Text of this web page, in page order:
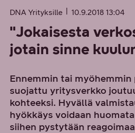
DNA Yrityksille 10.9.2018 13:04
"Jokaisesta
jotain sinne
Ennemmin tai
suojattu yritysverkko
kohteeksi. Hyvällä
hyökkäys voidaan
siihen pystytään